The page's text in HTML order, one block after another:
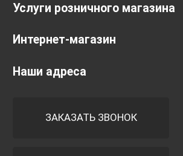
Услуги розничного магазина
Интернет-магазин
Наши адреса
ЗАКАЗАТЬ ЗВОНОК